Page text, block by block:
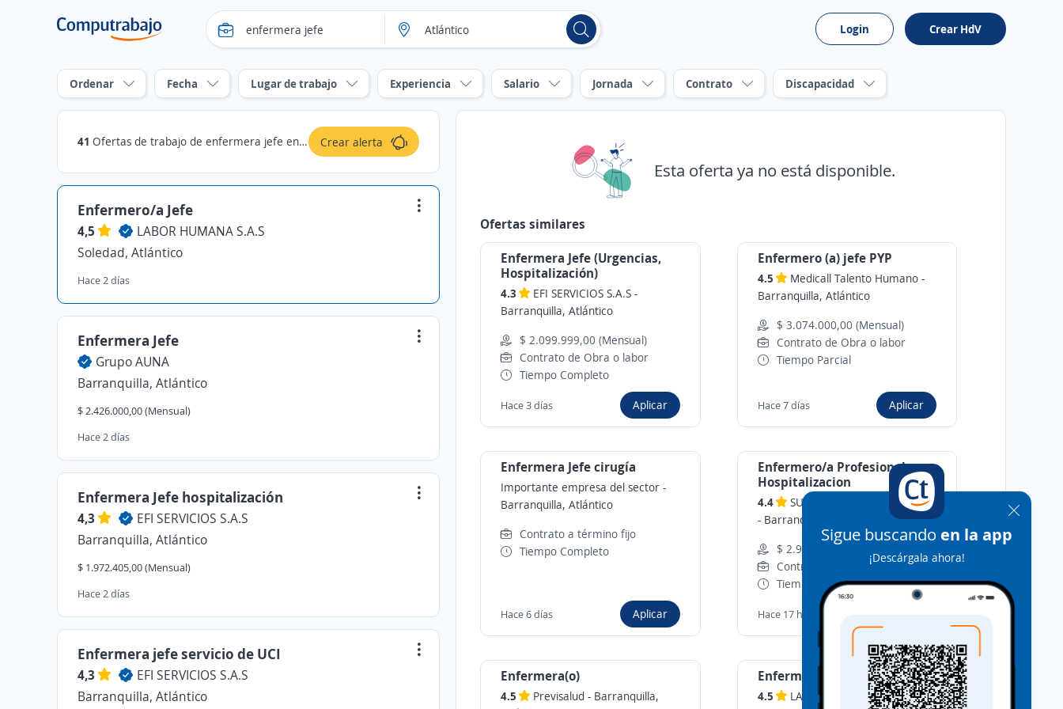
Login Crear HdV
Ordenar Fecha Lugar de trabajo Experiencia Salario Jornada Contrato Discapacidad
41 Ofertas de trabajo de enfermera jefe en Atlántico Crear alerta
Enfermero/a Jefe
4,5
LABOR HUMANA S.A.S
Soledad, Atlántico
Hace 2 días
Enfermera Jefe
Grupo AUNA
Barranquilla, Atlántico
$ 2.426.000,00 (Mensual)
Hace 2 días
Enfermera Jefe hospitalización
4,3
EFI SERVICIOS S.A.S
Barranquilla, Atlántico
$ 1.972.405,00 (Mensual)
Hace 2 días
Enfermera jefe servicio de UCI
4,3
EFI SERVICIOS S.A.S
Barranquilla, Atlántico
Sigue buscando en la app
¡Descárgala ahora!
Esta oferta ya no está disponible.
Ofertas similares
Enfermera Jefe (Urgencias,
Hospitalización)
4.3 EFI SERVICIOS S.A.S -
Barranquilla, Atlántico
$ 2.099.999,00 (Mensual)
Contrato de Obra o labor
Tiempo Completo
Hace 3 días Aplicar
Enfermero (a) jefe PYP
4.5 Medicall Talento Humano -
Barranquilla, Atlántico
$ 3.074.000,00 (Mensual)
Contrato de Obra o labor
Tiempo Parcial
Hace 7 días Aplicar
Enfermera Jefe cirugía
Importante empresa del sector -
Barranquilla, Atlántico
Contrato a término fijo
Tiempo Completo
Hace 6 días Aplicar
Enfermero/a Profesional
Hospitalizacion
4.4
SU SERVICIO TEMPORAL S.A
- Barranquilla, Atlántico
$ 2.939.000,00 (Mensual)
Contrato de Obra o labor
Tiempo Completo
Hace 17 horas
Enfermera(o)
4.5 Previsalud - Barranquilla,
Enfermera
4.5 LABORANDO S.A.S -